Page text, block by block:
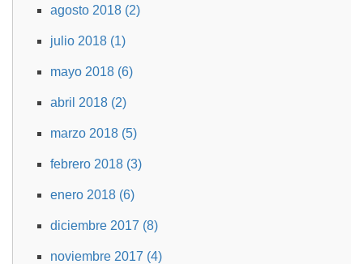
agosto 2018 (2)
julio 2018 (1)
mayo 2018 (6)
abril 2018 (2)
marzo 2018 (5)
febrero 2018 (3)
enero 2018 (6)
diciembre 2017 (8)
noviembre 2017 (4)